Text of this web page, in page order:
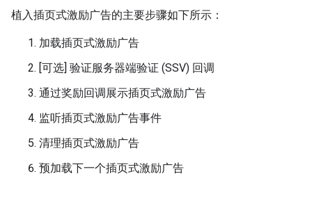
植入插页式激励广告的主要步骤如下所示：
加载插页式激励广告
[可选] 验证服务器端验证 (SSV) 回调
通过奖励回调展示插页式激励广告
监听插页式激励广告事件
清理插页式激励广告
预加载下一个插页式激励广告